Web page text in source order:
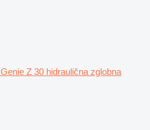
Genie Z 30 hidraulična zglobna